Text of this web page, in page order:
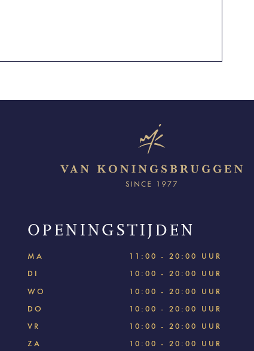
OPENINGSTIJDEN
MA
11:00 - 20:00 UUR
DI
10:00 - 20:00 UUR
WO
10:00 - 20:00 UUR
DO
10:00 - 20:00 UUR
VR
10:00 - 20:00 UUR
ZA
10:00 - 20:00 UUR